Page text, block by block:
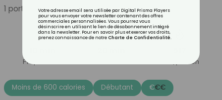
1 portion(s)
Préparation kcal/portion
Moins de 600 calories Débutant €€€
Votre adresse email sera utilisée par Digital Prisma Players
pour vous envoyer votre newsletter contenant des offres
commerciales personnalisées. Vous pourrez vous
désinscrire en utilisant le lien de désabonnement intégré
dans la newsletter. Pour en savoir plus et exercer vos droits,
prenez connaissance de notre Charte de Confidentialité.